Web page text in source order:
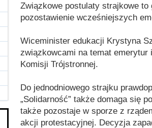
Związkowe postulaty strajkowe
pozostawienie wcześniejszych
Wiceminister edukacji Krystyna
związkowcami na temat emerytur
Komisji Trójstronnej.
Do jednodniowego strajku
„Solidarność” także domaga się
także pozostaje w sporze z
akcji protestacyjnej. Decyzja